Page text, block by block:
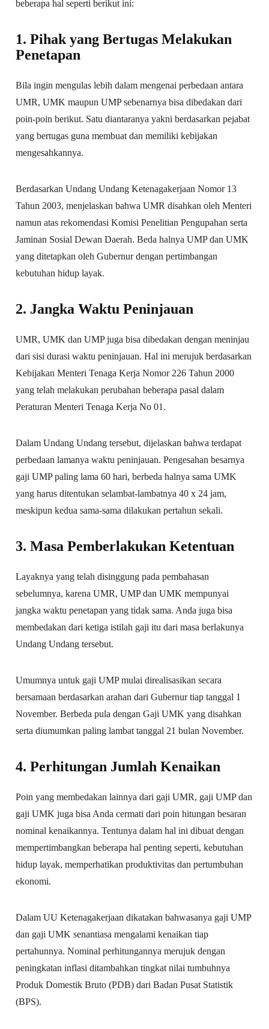
beberapa hal seperti berikut ini:
1. Pihak yang Bertugas Melakukan
Penetapan
Bila ingin mengulas lebih dalam mengenai perbedaan antara
UMR, UMK maupun UMP sebenarnya bisa dibedakan dari
poin-poin berikut. Satu diantaranya yakni berdasarkan pejabat
yang bertugas guna membuat dan memiliki kebijakan
mengesahkannya.
Berdasarkan Undang Undang Ketenagakerjaan Nomor 13
Tahun 2003, menjelaskan bahwa UMR disahkan oleh Menteri
namun atas rekomendasi Komisi Penelitian Pengupahan serta
Jaminan Sosial Dewan Daerah. Beda halnya UMP dan UMK
yang ditetapkan oleh Gubernur dengan pertimbangan
kebutuhan hidup layak.
2. Jangka Waktu Peninjauan
UMR, UMK dan UMP juga bisa dibedakan dengan meninjau
dari sisi durasi waktu peninjauan. Hal ini merujuk berdasarkan
Kebijakan Menteri Tenaga Kerja Nomor 226 Tahun 2000
yang telah melakukan perubahan beberapa pasal dalam
Peraturan Menteri Tenaga Kerja No 01.
Dalam Undang Undang tersebut, dijelaskan bahwa terdapat
perbedaan lamanya waktu peninjauan. Pengesahan besarnya
gaji UMP paling lama 60 hari, berbeda halnya sama UMK
yang harus ditentukan selambat-lambatnya 40 x 24 jam,
meskipun kedua sama-sama dilakukan pertahun sekali.
3. Masa Pemberlakukan Ketentuan
Layaknya yang telah disinggung pada pembahasan
sebelumnya, karena UMR, UMP dan UMK mempunyai
jangka waktu penetapan yang tidak sama. Anda juga bisa
membedakan dari ketiga istilah gaji itu dari masa berlakunya
Undang Undang tersebut.
Umumnya untuk gaji UMP mulai direalisasikan secara
bersamaan berdasarkan arahan dari Gubernur tiap tanggal 1
November. Berbeda pula dengan Gaji UMK yang disahkan
serta diumumkan paling lambat tanggal 21 bulan November.
4. Perhitungan Jumlah Kenaikan
Poin yang membedakan lainnya dari gaji UMR, gaji UMP dan
gaji UMK juga bisa Anda cermati dari poin hitungan besaran
nominal kenaikannya. Tentunya dalam hal ini dibuat dengan
mempertimbangkan beberapa hal penting seperti, kebutuhan
hidup layak, memperhatikan produktivitas dan pertumbuhan
ekonomi.
Dalam UU Ketenagakerjaan dikatakan bahwasanya gaji UMP
dan gaji UMK senantiasa mengalami kenaikan tiap
pertahunnya. Nominal perhitungannya merujuk dengan
peningkatan inflasi ditambahkan tingkat nilai tumbuhnya
Produk Domestik Bruto (PDB) dari Badan Pusat Statistik
(BPS).